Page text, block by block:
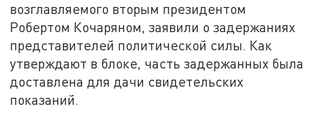
возглавляемого вторым президентом
Робертом Кочаряном, заявили о задержаниях
представителей политической силы. Как
утверждают в блоке, часть задержанных была
доставлена для дачи свидетельских
показаний.